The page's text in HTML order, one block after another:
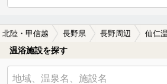
北陸・甲信越 長野県 長野周辺 仙仁
温浴施設を探す